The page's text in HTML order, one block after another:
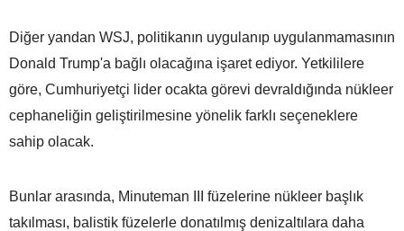
Diğer yandan WSJ, politikanın uygulanıp uygulanmamasının
Donald Trump'a bağlı olacağına işaret ediyor. Yetkililere
göre, Cumhuriyetçi lider ocakta görevi devraldığında nükleer
cephaneliğin geliştirilmesine yönelik farklı seçeneklere
sahip olacak.
Bunlar arasında, Minuteman III füzelerine nükleer başlık
takılması, balistik füzelerle donatılmış denizaltılara daha